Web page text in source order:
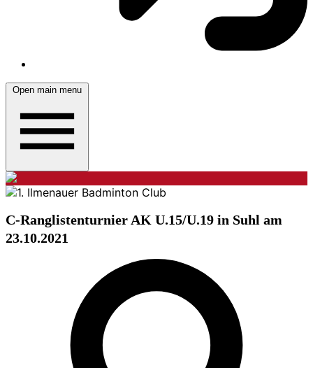
Open main menu
C-Ranglistenturnier AK U.15/U.19 in Suhl am
23.10.2021